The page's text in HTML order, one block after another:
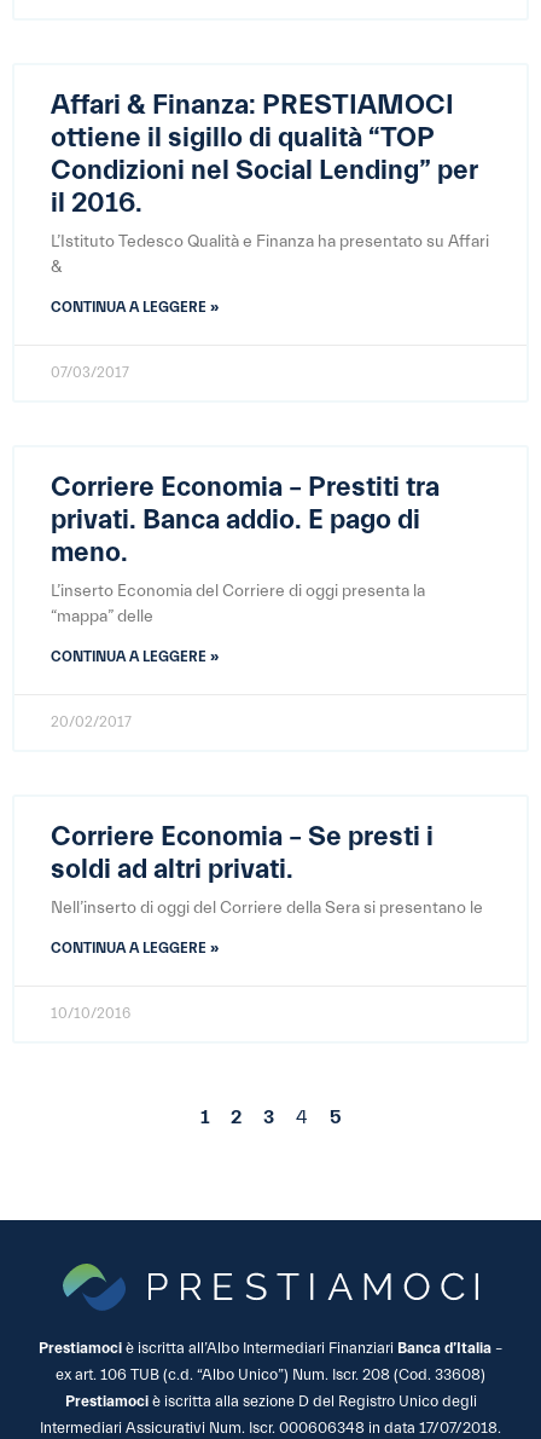
Affari & Finanza: PRESTIAMOCI
ottiene il sigillo di qualità “TOP
Condizioni nel Social Lending” per
il 2016.
L’Istituto Tedesco Qualità e Finanza ha presentato su Affari
&
CONTINUA A LEGGERE »
07/03/2017
Corriere Economia – Prestiti tra
privati. Banca addio. E pago di
meno.
L’inserto Economia del Corriere di oggi presenta la
“mappa” delle
CONTINUA A LEGGERE »
20/02/2017
Corriere Economia – Se presti i
soldi ad altri privati.
Nell’inserto di oggi del Corriere della Sera si presentano le
CONTINUA A LEGGERE »
10/10/2016
1 2 3 4 5
Prestiamoci è iscritta all’Albo Intermediari Finanziari Banca d’Italia –
ex art. 106 TUB (c.d. “Albo Unico”) Num. Iscr. 208 (Cod. 33608)
Prestiamociè iscritta alla sezione D del Registro Unico degli
Intermediari Assicurativi Num. Iscr. 000606348 in data 17/07/2018.